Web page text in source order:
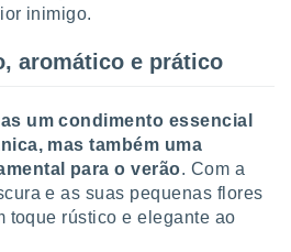
inimigo.
aromático e prático
um condimento essencial
mas também uma
para o verão. Com a
e as suas pequenas flores
toque rústico e elegante ao